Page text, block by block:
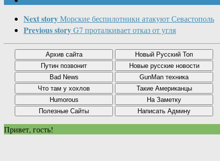
Next storyМорские беспилотники атакуют Севастополь
Previous storyG7 проталкивает отказ от угля
Привет, гость!